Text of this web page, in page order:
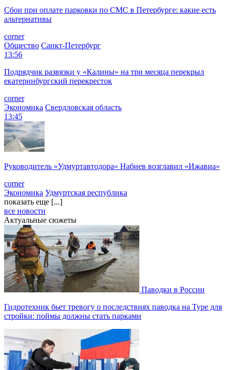
Сбои при оплате парковки по СМС в Петербурге: какие есть
альтернативы
corner
Общество Санкт-Петербург
13:56
Подрядчик развязки у «Калины» на три месяца перекрыл
екатеринбургский перекресток
corner
Экономика Свердловская область
13:45
Руководитель «Удмуртавтодора» Набиев возглавил «Ижавиа»
corner
Экономика Удмуртская республика
показать еще [...]
все новости
Актуальные сюжеты
Паводки в России
Гидротехник бьет тревогу о последствиях паводка на Туре для
стройки: поймы должны стать парками